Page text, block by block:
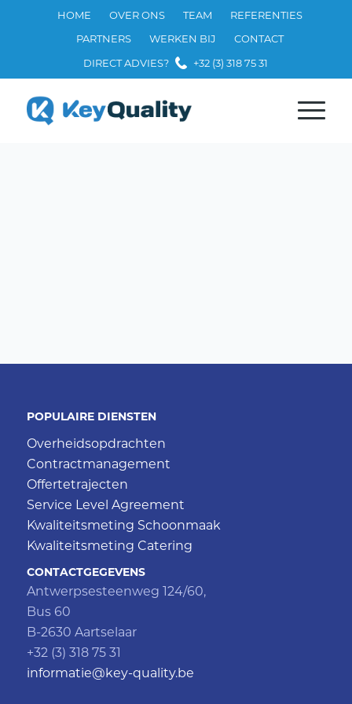
HOME OVER ONS TEAM
REFERENTIES
PARTNERS
WERKEN BIJ
CONTACT
DIRECT ADVIES?
+32 (3) 318 75 31
POPULAIRE DIENSTEN
Overheidsopdrachten
Contractmanagement
Offertetrajecten
Service Level Agreement
Kwaliteitsmeting Schoonmaak
Kwaliteitsmeting Catering
CONTACTGEGEVENS
Antwerpsesteenweg 124/60,
Bus 60
B-2630 Aartselaar
+32 (3) 318 75 31
informatie@key-quality.be